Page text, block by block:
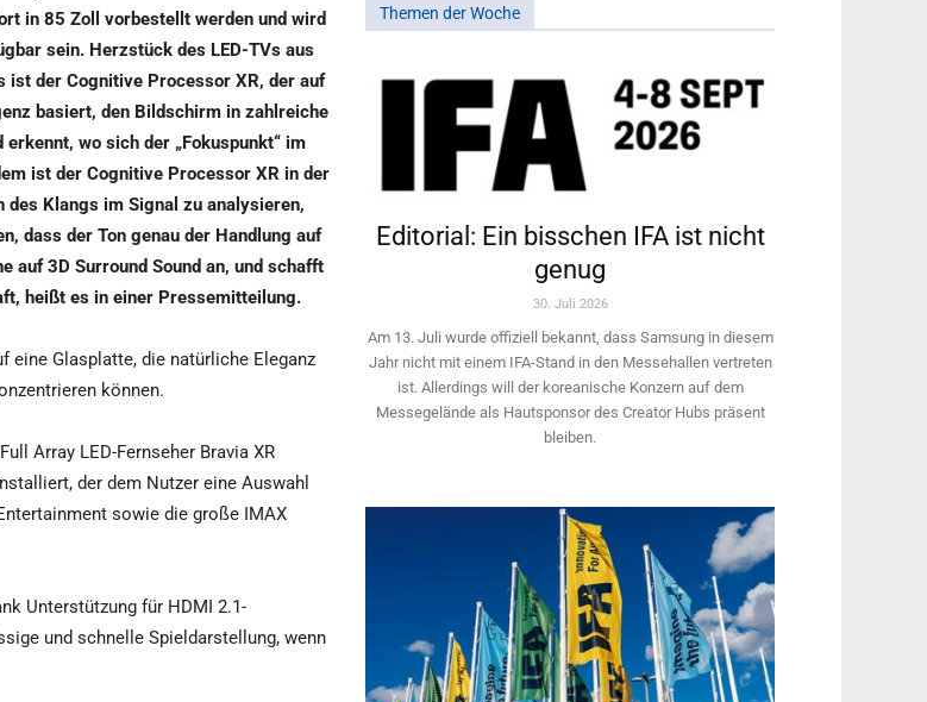
in 85 Zoll vorbestellt werden und wird
sein. Herzstück des LED-TVs aus
ist der Cognitive Processor XR, der auf
basiert, den Bildschirm in zahlreiche
erkennt, wo sich der „Fokuspunkt“ im
ist der Cognitive Processor XR in der
des Klangs im Signal zu analysieren,
dass der Ton genau der Handlung auf
auf 3D Surround Sound an, und schafft
heißt es in einer Pressemitteilung.
eine Glasplatte, die natürliche Eleganz
können.
Array LED-Fernseher Bravia XR
der dem Nutzer eine Auswahl
sowie die große IMAX
Unterstützung für HDMI 2.1-
und schnelle Spieldarstellung, wenn
Themen der Woche
Editorial: Ein bisschen IFA ist nicht
genug
30. Juli 2026
Am 13. Juli wurde offiziell bekannt, dass Samsung in diesem
Jahr nicht mit einem IFA-Stand in den Messehallen vertreten
ist. Allerdings will ­der koreanische Konzern auf dem
Messegelände als Hautsponsor des Creator Hubs präsent
bleiben.